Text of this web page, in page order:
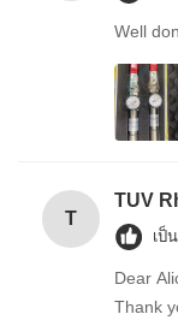
Well
T
เป็
Dear
Thank